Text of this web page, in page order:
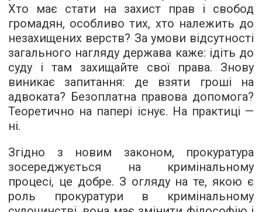
Хто має стати на захист прав і свобод
громадян, особливо тих, хто належить до
незахищених верств? За умови відсутності
загального нагляду держава каже: ідіть до
суду і там захищайте свої права. Знову
виникає запитання: де взяти гроші на
адвоката? Безоплатна правова допомога?
Теоретично на папері існує. На практиці —
ні.
Згідно з новим законом, прокуратура
зосереджується на кримінальному
процесі, це добре. З огляду на те, якою є
роль прокуратури в кримінальному